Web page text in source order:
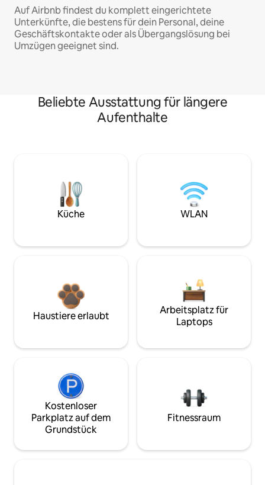
Auf Airbnb findest du komplett eingerichtete
Unterkünfte, die bestens für dein Personal, deine
Geschäftskontakte oder als Übergangslösung bei
Umzügen geeignet sind.
Beliebte Ausstattung für längere
Aufenthalte
Küche WLAN
Haustiere erlaubt
Arbeitsplatz für
Laptops
Kostenloser
Parkplatz auf dem
Grundstück
Fitnessraum